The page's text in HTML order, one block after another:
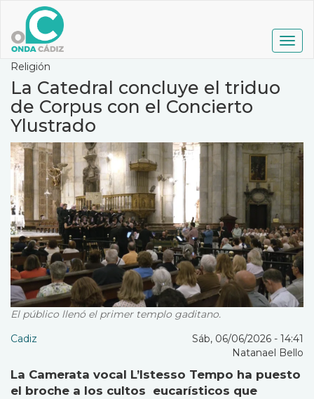
contenido
principal
Religión
La Catedral concluye el triduo
de Corpus con el Concierto
Ylustrado
El público llenó el primer templo gaditano.
Cadiz
Sáb, 06/06/2026 - 14:41
Natanael Bello
La Camerata vocal L’Istesso Tempo ha puesto
el broche a los cultos eucarísticos que